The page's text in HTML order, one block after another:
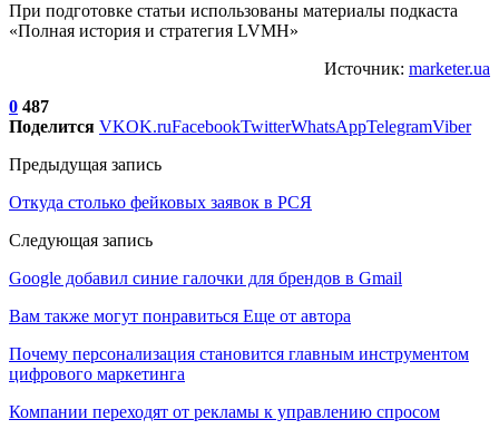
При подготовке статьи использованы материалы подкаста
«Полная история и стратегия LVMH»
Источник: marketer.ua
0 487
Поделится VKOK.ruFacebookTwitterWhatsAppTelegramViber
Предыдущая запись
Откуда столько фейковых заявок в РСЯ
Следующая запись
Google добавил синие галочки для брендов в Gmail
Вам также могут понравиться Еще от автора
Почему персонализация становится главным инструментом
цифрового маркетинга
Компании переходят от рекламы к управлению спросом